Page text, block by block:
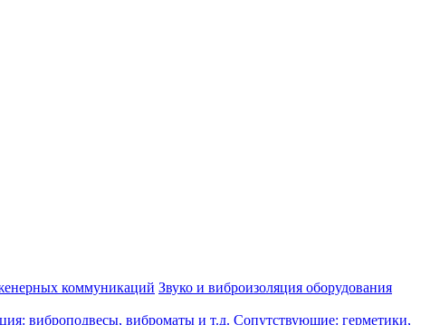
коммуникаций Звуко и виброизоляция оборудования
виброподвесы, виброматы и т.д. Сопутствующие: герметики,